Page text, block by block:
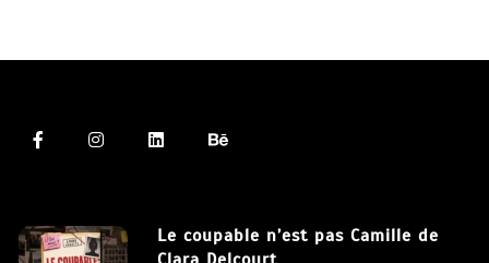
Le coupable n’est pas Camille de